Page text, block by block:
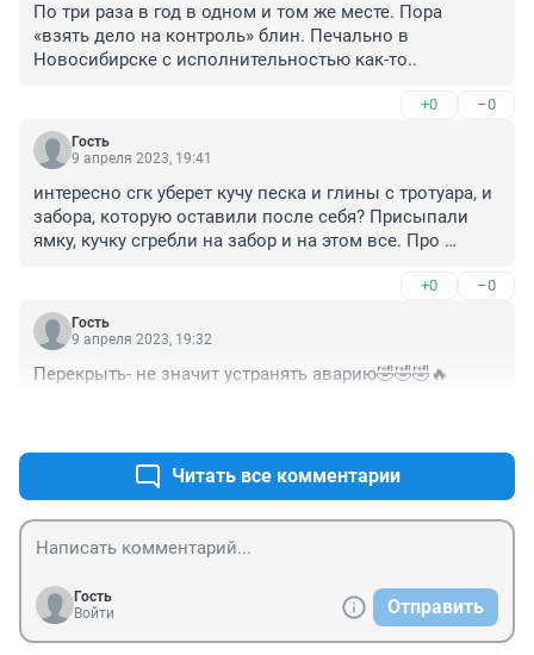
По три раза в год в одном и том же месте. Пора
«взять дело на контроль» блин. Печально в
Новосибирске с исполнительностью как-то..
+0 –0
Гость
9 апреля 2023, 19:41
интересно сгк уберет кучу песка и глины с тротуара, и
забора, которую оставили после себя? Присыпали
ямку, кучку сгребли на забор и на этом все. Про
+0 –0
Гость
9 апреля 2023, 19:32
Перекрыть- не значит устранять аварию🤣🤣🤣🔥
Читать все комментарии
Гость
Войти
Отправить